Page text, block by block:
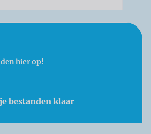
hier op!
bestanden klaar